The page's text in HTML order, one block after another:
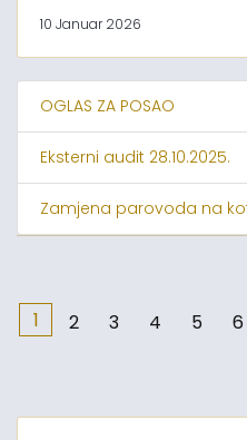
10 Januar 2026
OGLAS ZA POSAO
Eksterni audit 28.10.2025.
Zamjena parovoda na
1 2 3 4 5 6